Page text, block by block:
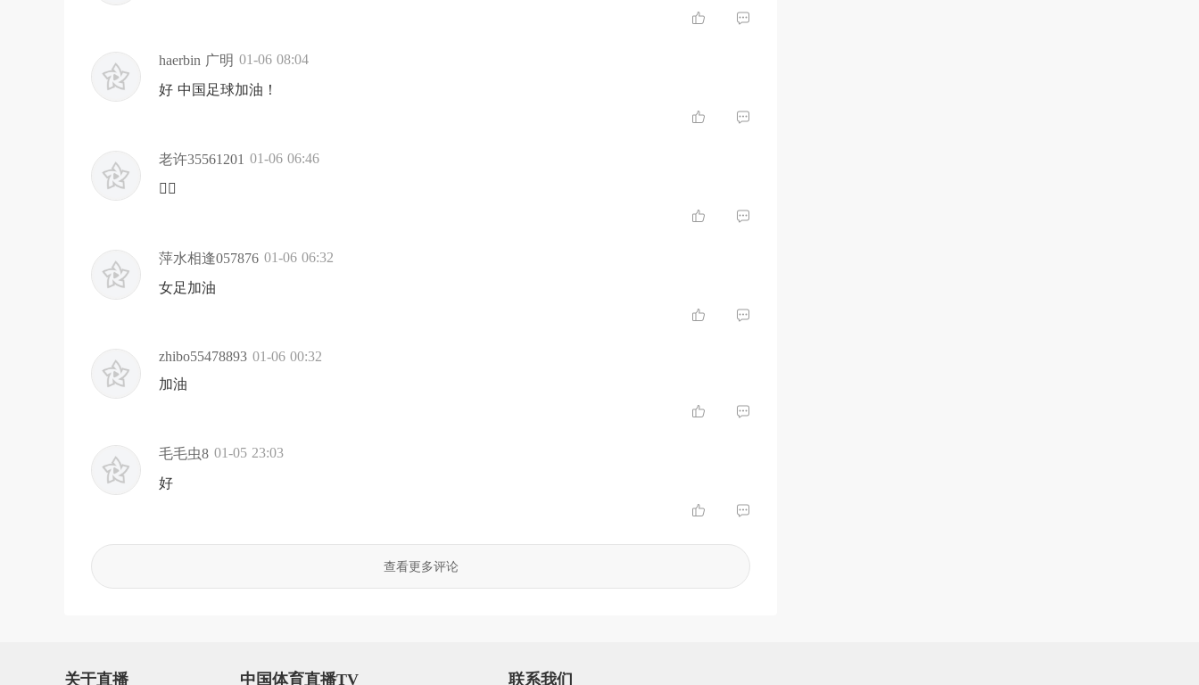
haerbin 广明 01-06 08:04
好 中国足球加油！
老许35561201 01-06 06:46
👍🏻
萍水相逢057876 01-06 06:32
女足加油
zhibo55478893 01-06 00:32
加油
毛毛虫8 01-05 23:03
好
查看更多评论
关于直播 中国体育直播TV 联系我们